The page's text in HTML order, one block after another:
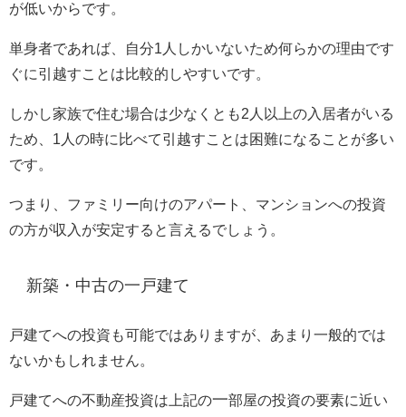
が低いからです。
単身者であれば、自分1人しかいないため何らかの理由です
ぐに引越すことは比較的しやすいです。
しかし家族で住む場合は少なくとも2人以上の入居者がいる
ため、1人の時に比べて引越すことは困難になることが多い
です。
つまり、ファミリー向けのアパート、マンションへの投資
の方が収入が安定すると言えるでしょう。
新築・中古の一戸建て
戸建てへの投資も可能ではありますが、あまり一般的では
ないかもしれません。
戸建てへの不動産投資は上記の一部屋の投資の要素に近い